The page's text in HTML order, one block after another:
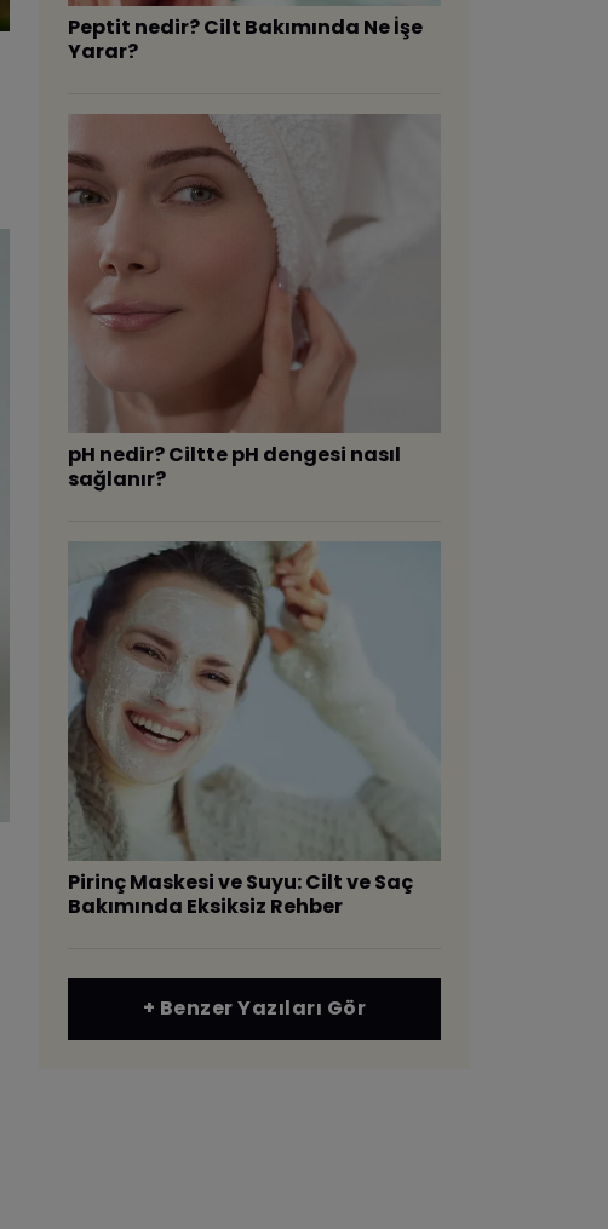
Peptit nedir? Cilt Bakımında Ne İşe
Yarar?
pH nedir? Ciltte pH dengesi nasıl
sağlanır?
Pirinç Maskesi ve Suyu: Cilt ve Saç
Bakımında Eksiksiz Rehber
+ Benzer Yazıları Gör